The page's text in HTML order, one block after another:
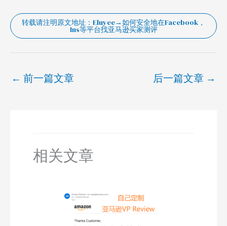
转载请注明原文地址：Eluyee→如何安全地在Facebook，
Ins等平台找亚马逊买家测评
← 前一篇文章 后一篇文章 →
相关文章